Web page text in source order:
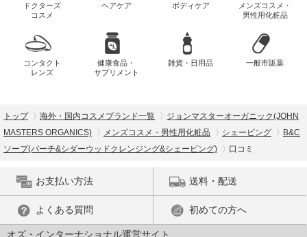
ドクターズ
コスメ
ヘアケア ボディケア
メンズコスメ・
男性用化粧品
コンタクト
レンズ
健康食品・
サプリメント
雑貨・日用品 一般市販薬
トップ 海外・国内コスメブランド一覧
ジョンマスターオーガニック(JOHN
MASTERS ORGANICS)
メンズコスメ・男性用化粧品 シェービング
B&C
ソープ(バーチ&シダーウッドクレンジング&シェービング)
口コミ
お支払い方法 送料・配送
よくある質問 初めての方へ
オズ・インターナショナル運営サイト